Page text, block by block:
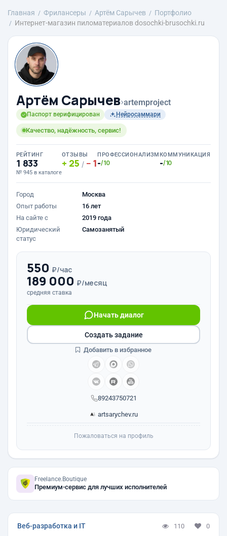
Главная Фрилансеры Артём Сарычев
Портфолио
Интернет-магазин пиломатериалов dosochki-brusochki.ru
Артём Сарычев›artemproject
Паспорт верифицирован Нейросаммари
Качество, надёжность, сервис!
РЕЙТИНГ
1 833
№ 945 в каталоге
ОТЗЫВЫ
25 / 1
ПРОФЕССИОНАЛИЗМ
-/10
КОММУНИКАЦИЯ
-/10
Город
Москва
Опыт работы
16 лет
На сайте с
2019 года
Юридический
статус
Самозанятый
550 ₽/час
189 000 ₽/месяц
средняя ставка
89243750721
Начать диалог
artsarychev.ru
Создать задание
Добавить в избранное
Пожаловаться на профиль
Freelance.Boutique
Премиум-сервис для лучших исполнителей
Веб-разработка и IT 110 0